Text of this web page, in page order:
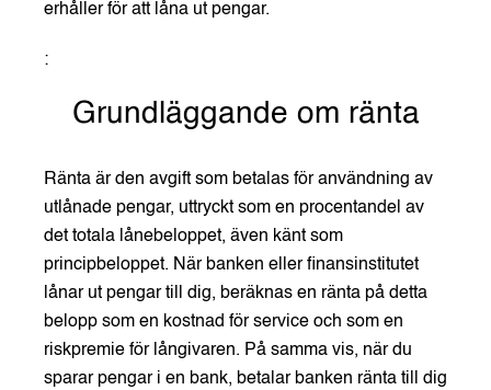
erhåller för att låna ut pengar.
:
Grundläggande om ränta
Ränta är den avgift som betalas för användning av
utlånade pengar, uttryckt som en procentandel av
det totala lånebeloppet, även känt som
principbeloppet. När banken eller finansinstitutet
lånar ut pengar till dig, beräknas en ränta på detta
belopp som en kostnad för service och som en
riskpremie för långivaren. På samma vis, när du
sparar pengar i en bank, betalar banken ränta till dig